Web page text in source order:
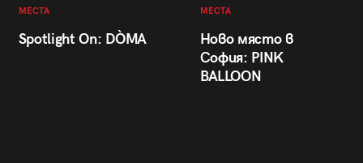
МЕСТА
Spotlight On: DÒMA
МЕСТА
Ново място в
София: PINK
BALLOON